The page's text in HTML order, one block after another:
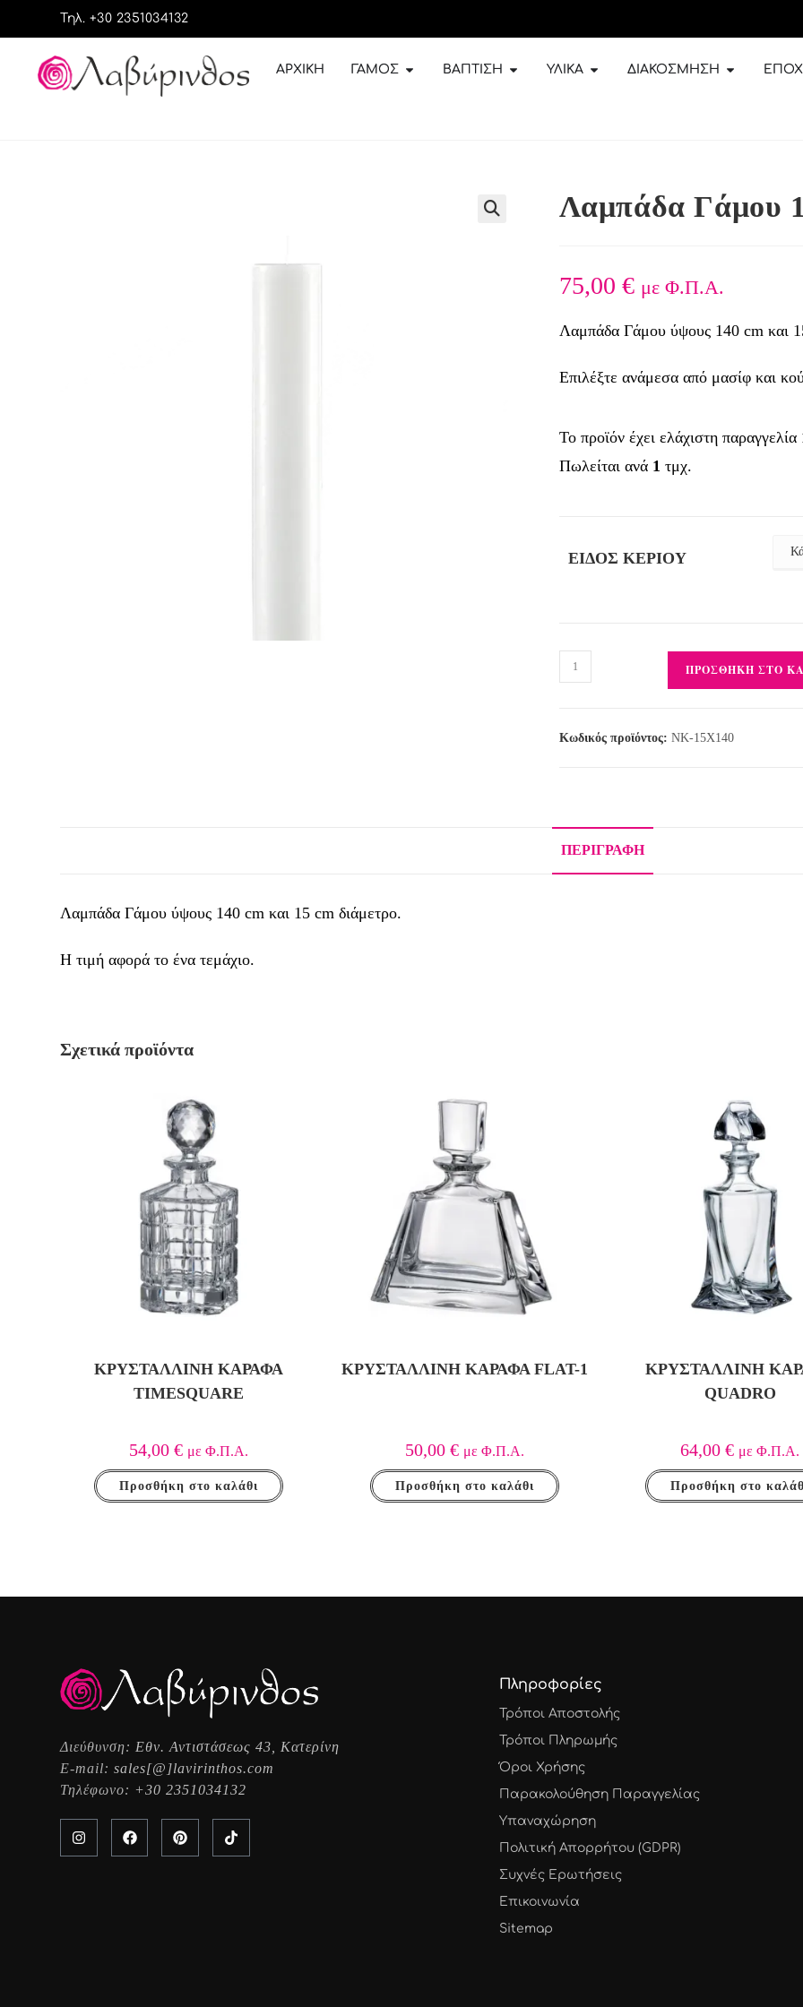
Τηλ. +30 2351034132
ΑΡΧΙΚΉ ΓΆΜΟΣ ΒΆΠΤΙΣΗ ΥΛΙΚΆ ΔΙΑΚΌΣΜΗΣΗ
Λαμπάδα Γάμου
75,00 € με Φ.Π.Α.
Λαμπάδα Γάμου ύψους 140 cm και
Επιλέξτε ανάμεσα από μασίφ και
ΕΊΔΟΣ ΚΕΡΙΟΎ
ΠΡΟΣΘΉΚΗ ΣΤΟ
Κωδικός προϊόντος: NK-15X140
Το προϊόν έχει ελάχιστη παραγγελία
Πωλείται ανά 1 τμχ.
ΠΕΡΙΓΡΑΦΉ
Λαμπάδα Γάμου ύψους 140 cm και 15 cm διάμετρο.
Η τιμή αφορά το ένα τεμάχιο.
Σχετικά προϊόντα
ΚΡΥΣΤΆΛΛΙΝΗ ΚΑΡΆΦΑ
TIMESQUARE
54,00€ με Φ.Π.Α.
Προσθήκη στο καλάθι
ΚΡΥΣΤΆΛΛΙΝΗ ΚΑΡΆΦΑ FLAT-1
50,00 € με Φ.Π.Α.
Προσθήκη στο καλάθι
ΚΡΥΣΤΆΛΛΙΝΗ
QUADRO
64,00€ με Φ.Π.Α.
Προσθήκη στο
Διεύθυνση: Εθν. Αντιστάσεως 43, Κατερίνη
E-mail:sales[@]lavirinthos.com
Τηλέφωνο: +30 2351034132
Πληροφορίες
Τρόποι Αποστολής
Τρόποι Πληρωμής
Όροι Χρήσης
Παρακολούθηση Παραγγελίας
Υπαναχώρηση
Πολιτική Απορρήτου (GDPR)
Συχνές Ερωτήσεις
Επικοινωνία
Sitemap